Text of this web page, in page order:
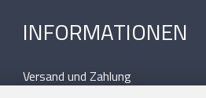
INFORMATIONEN
Versand und Zahlung